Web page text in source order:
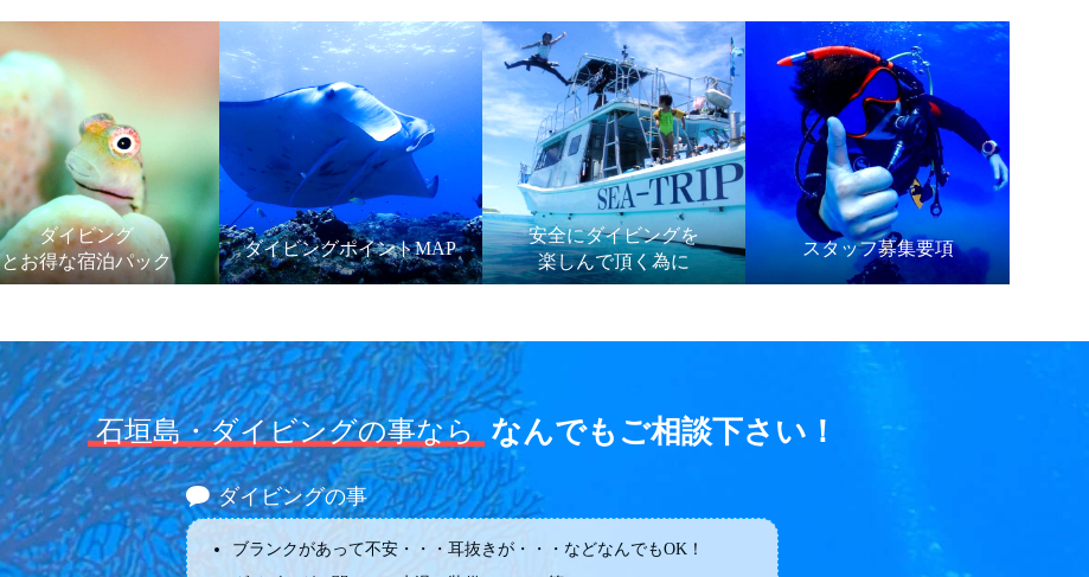
ダイビング
とお得な宿泊パック
ダイビングポイントMAP
安全にダイビングを
楽しんで頂く為に
スタッフ募集要項
石垣島・ダイビングの事なら なんでもご相談下さい！
ダイビングの事
ブランクがあって不安・・・耳抜きが・・・などなんでもOK！